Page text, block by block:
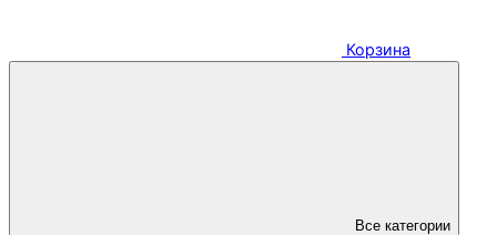
Корзина
Все категории